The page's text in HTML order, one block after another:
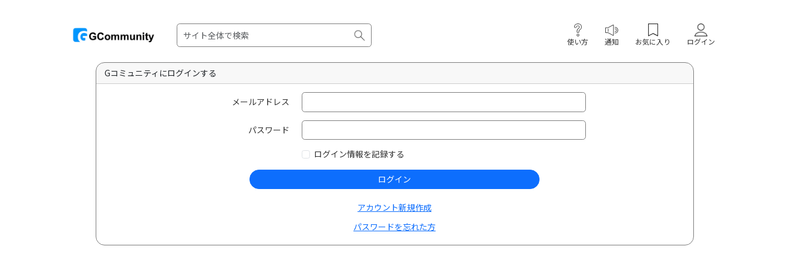
使い方 通知 お気に入り ログイン
Gコミュニティにログインする
メールアドレス
パスワード
ログイン情報を記録する
ログイン
アカウント新規作成
パスワードを忘れた方